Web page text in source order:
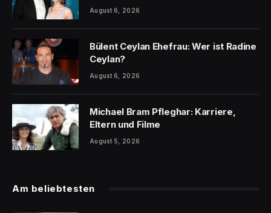
August 6, 2026
Bülent Ceylan Ehefrau: Wer ist Radine
Ceylan?
August 6, 2026
Michael Bram Pfleghar: Karriere,
Eltern und Filme
August 5, 2026
Am beliebtesten